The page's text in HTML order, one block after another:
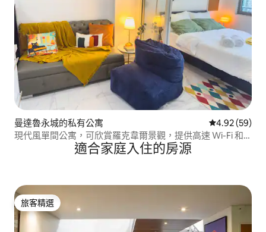
曼達魯永城的私有公寓 從 59 則評價
4.92 (59)
現代風單間公寓，可欣賞羅克韋爾景觀，提供高速 Wi-Fi 和
適合家庭入住的房源
旅客精選
旅客精選